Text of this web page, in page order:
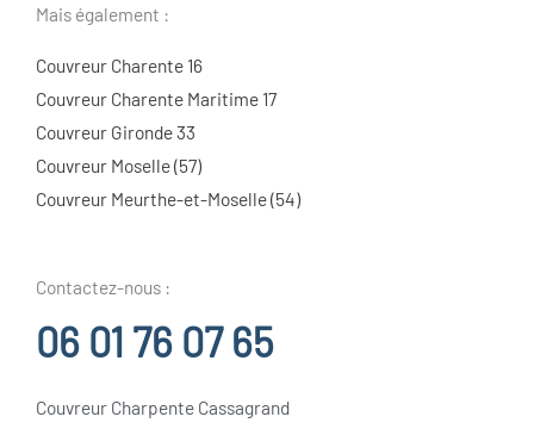
Mais également :
Couvreur Charente 16
Couvreur Charente Maritime 17
Couvreur Gironde 33
Couvreur Moselle (57)
Couvreur Meurthe-et-Moselle (54)
Contactez-nous :
06 01 76 07 65
Couvreur Charpente Cassagrand